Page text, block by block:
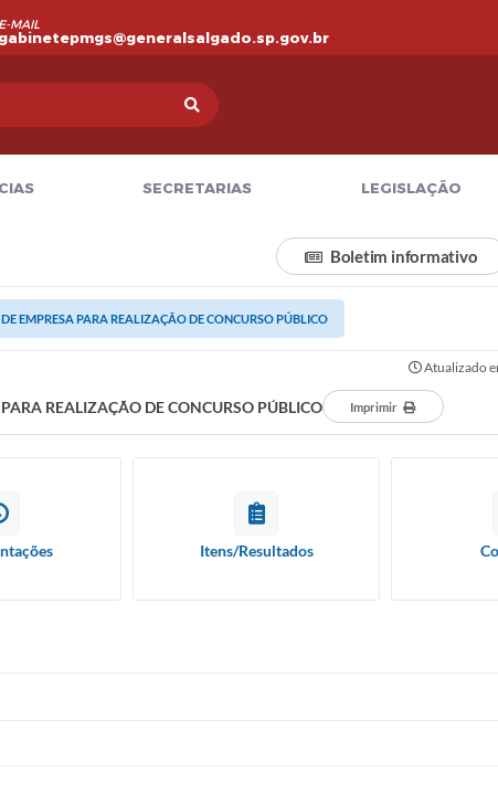
E-MAIL
gabinetepmgs@generalsalgado.sp.gov.br
SECRETARIAS LEGISLAÇÃO
Boletim informativo
EMPRESA PARA REALIZAÇÃO DE CONCURSO PÚBLICO
Atualizado
REALIZAÇÃO DE CONCURSO PÚBLICO Imprimir
Itens/Resultados